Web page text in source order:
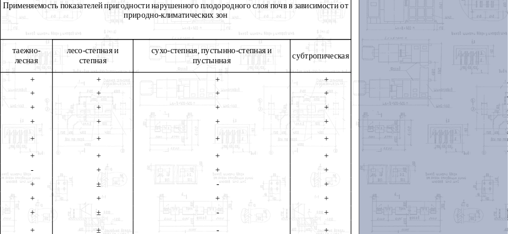
Применяемость показателей пригодности нарушенного плодородного слоя почв в зависимости от
природно-климатических зон
таежно-
лесная
лесо-степная и
степная
сухо-степная, пустынно-степная и
пустынная
субтропическая
+ + +
+
+ + +
+
+ + + +
+ + +
+
+ + +
+
+ + + +
- + + +
+ ± - +
+ + + +
+ ± - +
+ ± -
+